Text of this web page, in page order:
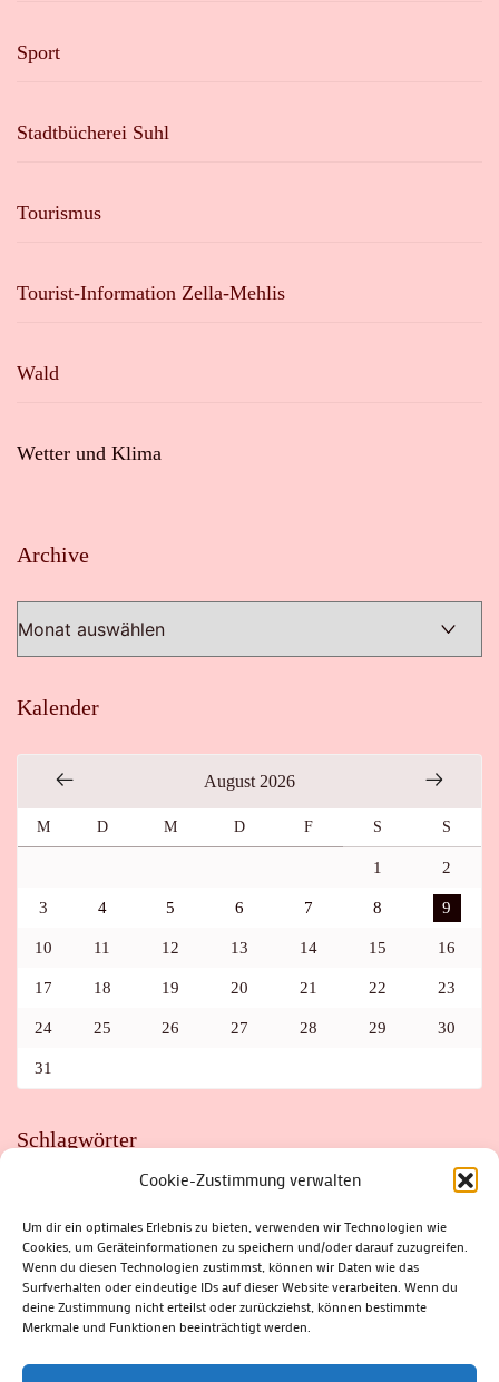
Cookie-Zustimmung verwalten
Um dir ein optimales Erlebnis zu bieten, verwenden wir Technologien wie
Cookies, um Geräteinformationen zu speichern und/oder darauf zuzugreifen.
Wenn du diesen Technologien zustimmst, können wir Daten wie das
Surfverhalten oder eindeutige IDs auf dieser Website verarbeiten. Wenn du
deine Zustimmung nicht erteilst oder zurückziehst, können bestimmte
Merkmale und Funktionen beeinträchtigt werden.
Sport
Stadtbücherei Suhl
Tourismus
Tourist-Information Zella-Mehlis
Wald
Wetter und Klima
Archive
Kalender
August 2026
M D M D F S S
1 2
3 4 5 6 7 8 9
10 11 12 13 14 15 16
17 18 19 20 21 22 23
24 25 26 27 28 29 30
31
Schlagwörter
FAHRRAD
FLOHMARKT FOLK GEWINNSPIEL
HITZE
HITZEFALLE AUTO
IRISH DANCE JAZZ
KABARETT
KINDER
KIRMES KLASSIK
KLEINE SUHLER REIHE
KRIMI
KULTUR LESUNG LOTTO
MEININGEN
PARASITEN
PILZE SCHLEUSINGEN
SCHULWEG
SOMMERFERIEN
SPORT SRH
STADTFEST
STADTMARKETING
STRASSENSPERRUNG
SUHL
SUHLER FRÜHLING
SUHLER STADTMARKETING
THÜRINGER WALD
ZELLA-MEHLIS